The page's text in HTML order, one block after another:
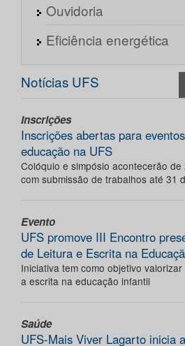
Ouvidoria
Eficiência energética
Notícias UFS
Inscrições
Inscrições abertas para
educação na UFS
Colóquio e simpósio acontecerão
com submissão de trabalhos até 31
Evento
UFS promove III Encontro
de Leitura e Escrita na
Iniciativa tem como objetivo
a escrita na educação infantil
Saúde
UFS-Mais Viver Lagarto inicia